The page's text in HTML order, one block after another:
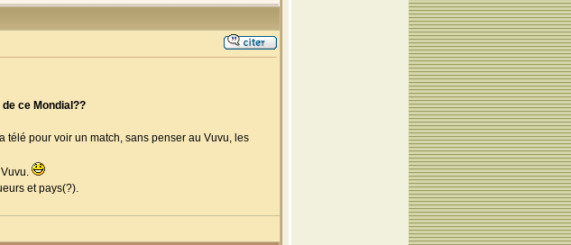
ce Mondial??
télé pour voir un match, sans penser au Vuvu, les
et pays(?).